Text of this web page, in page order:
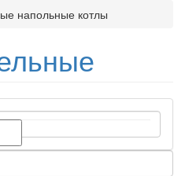
напольные котлы